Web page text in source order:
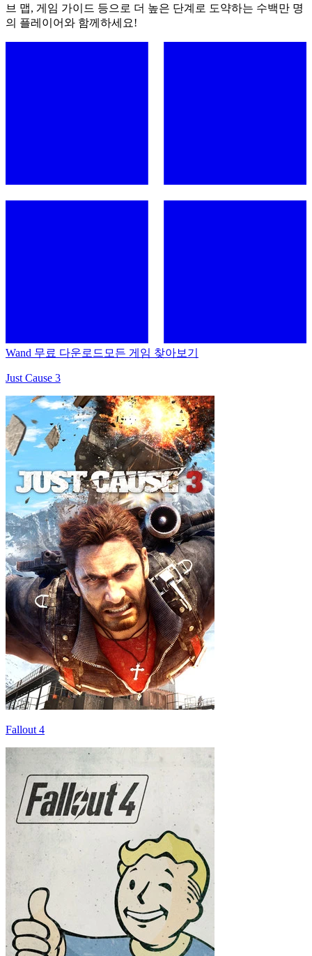
브 맵, 게임 가이드 등으로 더 높은 단계로 도약하는 수백만 명
의 플레이어와 함께하세요!
Wand 무료 다운로드 모든 게임 찾아보기
Just Cause 3
Fallout 4